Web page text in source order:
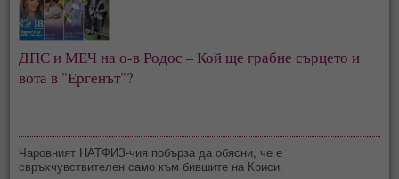
ДПС и МЕЧ на о-в Родос – Кой ще грабне сърцето и
вота в "Ергенът"?
Чаровният НАТФИЗ-чия побърза да обясни, че е
свръхчувствителен само към бившите на Криси.